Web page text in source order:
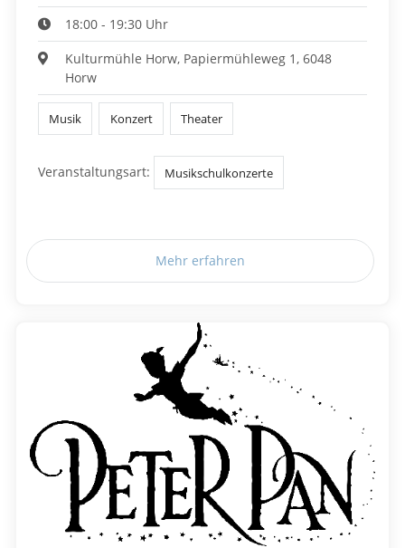
18:00 - 19:30 Uhr
Kulturmühle Horw, Papiermühleweg 1, 6048
Horw
Musik Konzert Theater
Veranstaltungsart: Musikschulkonzerte
Mehr erfahren